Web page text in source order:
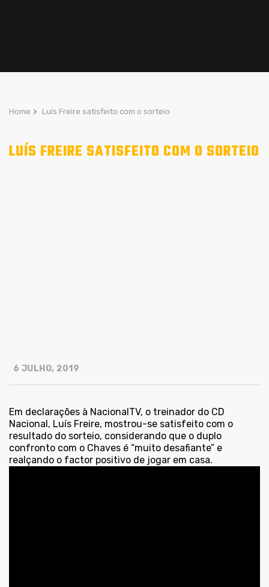
Home > Luís Freire satisfeito com o sorteio
LUÍS FREIRE SATISFEITO COM O SORTEIO
6 JULHO, 2019
Em declarações à NacionalTV, o treinador do CD
Nacional, Luís Freire, mostrou-se satisfeito com o
resultado do sorteio, considerando que o duplo
confronto com o Chaves é “muito desafiante” e
realçando o factor positivo de jogar em casa.